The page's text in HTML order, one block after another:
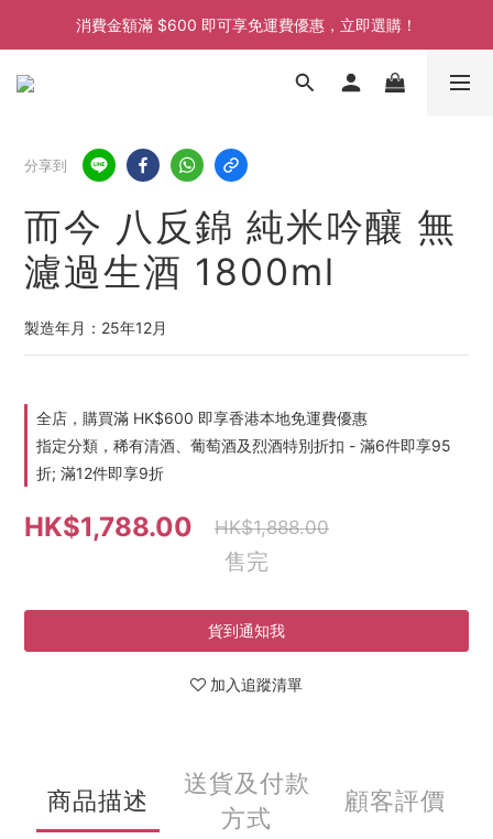
消費金額滿 $600 即可享免運費優惠，立即選購！
消費金額滿 $600 即可享免運費優惠，立即選購！
消費金額滿 $600 即可享免運費優惠，立即選購！
分享到
而今 八反錦 純米吟釀 無
濾過生酒 1800ml
製造年月：25年12月
全店，購買滿 HK$600 即享香港本地免運費優惠
指定分類，稀有清酒、葡萄酒及烈酒特別折扣 - 滿6件即享95
折; 滿12件即享9折
HK$1,788.00 HK$1,888.00
售完
貨到通知我
加入追蹤清單
商品描述
送貨及付款
方式
顧客評價